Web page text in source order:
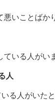
悪いことばか
いる人がい
人
る人がいたと